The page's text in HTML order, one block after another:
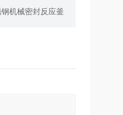
机械密封反应釜